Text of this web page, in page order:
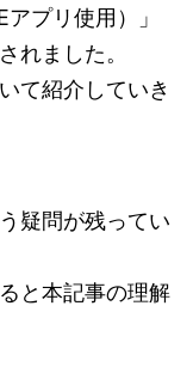
プリ使用）」
れました。
て紹介していき
疑問が残ってい
と本記事の理解